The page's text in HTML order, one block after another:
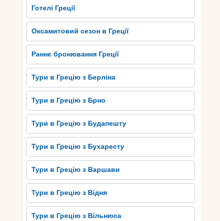
Готелі Греції
Оксамитовий сезон в Греції
Раннє бронювання Греції
Тури в Грецію з Берліна
Тури в Грецію з Брно
Тури в Грецію з Будапешту
Тури в Грецію з Бухаресту
Тури в Грецію з Варшави
Тури в Грецію з Відня
Тури в Грецію з Вільнюса